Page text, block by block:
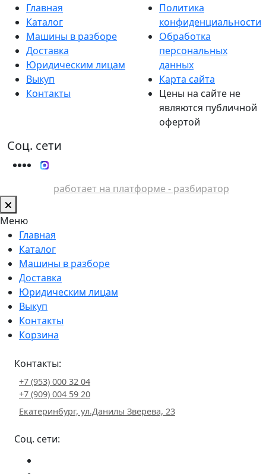
Главная
Каталог
Машины в разборе
Доставка
Юридическим лицам
Выкуп
Контакты
Политика
конфиденциальности
Обработка
персональных
данных
Карта сайта
Цены на сайте не
являются публичной
офертой
Соц. сети
работает на платформе - разбиратор
Меню
Главная
Каталог
Машины в разборе
Доставка
Юридическим лицам
Выкуп
Контакты
Корзина
Контакты:
+7 (953) 000 32 04
+7 (909) 004 59 20
Екатеринбург, ул.Данилы Зверева, 23
Соц. сети: